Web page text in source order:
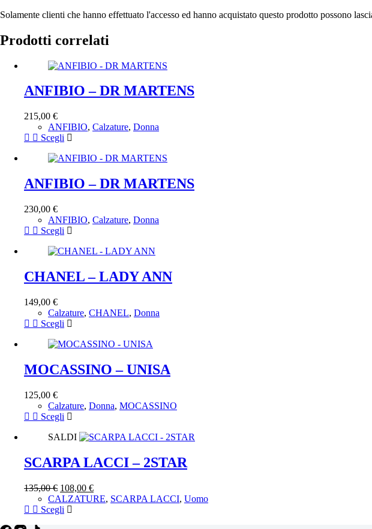
Solamente clienti che hanno effettuato l'accesso ed hanno acquistato questo prodotto possono
Prodotti correlati
ANFIBIO – DR MARTENS
215,00 €
ANFIBIO, Calzature, Donna
Scegli
ha
varianti.
Le
essere
pagina
prodotto
ANFIBIO – DR MARTENS
230,00 €
ANFIBIO, Calzature, Donna
Scegli
ha
varianti.
Le
essere
pagina
prodotto
CHANEL – LADY ANN
149,00 €
Calzature, CHANEL, Donna
Scegli
ha
varianti.
Le
essere
nella
pagina
prodotto
MOCASSINO – UNISA
125,00 €
Calzature, Donna, MOCASSINO
Scegli
ha
varianti.
Le
possono
essere
SALDI
SCARPA LACCI – 2STAR
135,00€ 108,00 €
CALZATURE, SCARPA LACCI, Uomo
Scegli